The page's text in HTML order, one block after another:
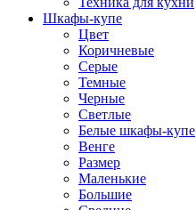
Шкафы-купе
Цвет
Коричневые
Серые
Темные
Черные
Светлые
Белые шкафы-купе
Венге
Размер
Маленькие
Большие